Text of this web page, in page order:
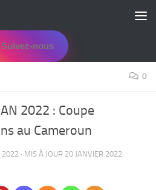
Suivez-nous
0
2022 : Coupe
au Cameroun
2022 · MIS À JOUR 20 JANVIER 2022